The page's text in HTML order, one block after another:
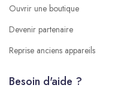
Ouvrir une boutique
Devenir partenaire
Reprise anciens appareils
Besoin d'aide ?